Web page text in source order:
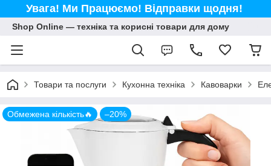
Увага! Ми Працюємо! Відправки щодня!
Shop Online — техніка та корисні товари для дому
Товари та послуги Кухонна техніка Кавоварки
Обмежена кількість🔥 –20%